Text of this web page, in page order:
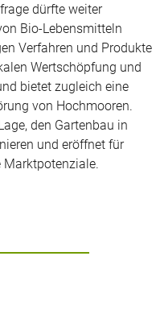
dürfte weiter
Bio-Lebensmitteln
Verfahren und Produkte
Wertschöpfung und
bietet zugleich eine
von Hochmooren.
den Gartenbau in
und eröffnet für
Marktpotenziale.